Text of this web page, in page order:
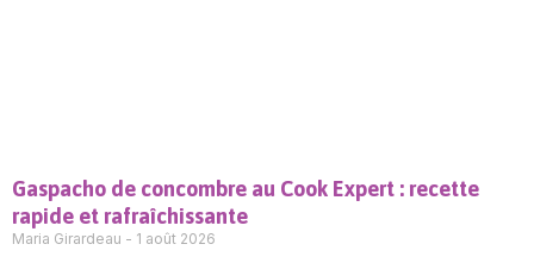
Gaspacho de concombre au Cook Expert : recette
rapide et rafraîchissante
Maria Girardeau 1 août 2026